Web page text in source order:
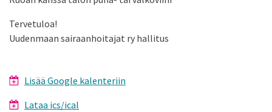
Tervetuloa!
Uudenmaan sairaanhoitajat ry hallitus
Lisää Google kalenteriin
Lataa ics/ical